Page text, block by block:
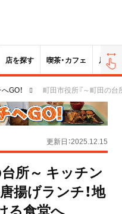
店を探す 喫茶・カフェ 居酒屋
GO！ 町田市役所『～町田の台
更新日：2025.12.15
所～ キッチン
揚げランチ！地